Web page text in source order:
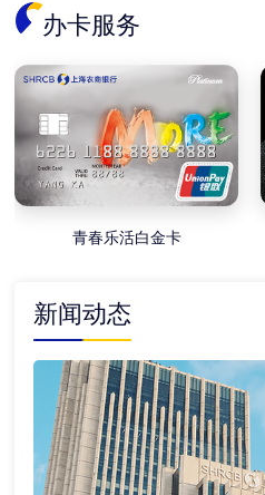
办卡服务
青春乐活白金卡
新闻动态